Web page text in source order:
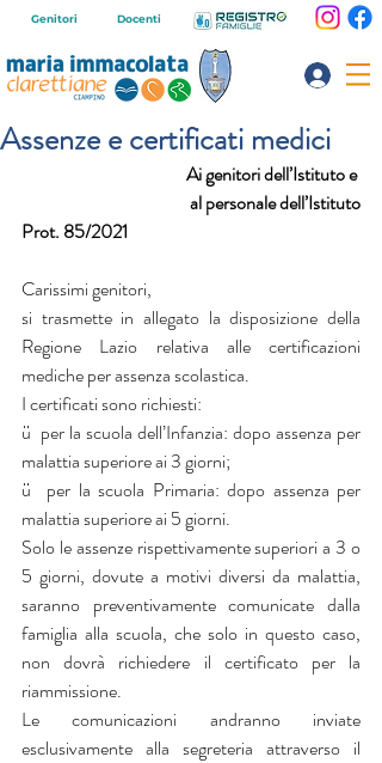
Genitori Docenti
Assenze e certificati medici
Ai genitori dell’Istituto e
al personale dell’Istituto
Prot. 85/2021
Carissimi genitori,
si trasmette in allegato la disposizione della
Regione Lazio relativa alle certificazioni
mediche per assenza scolastica.
I certificati sono richiesti:
ü  per la scuola dell’Infanzia: dopo assenza per
malattia superiore ai 3 giorni;
ü  per la scuola Primaria: dopo assenza per
malattia superiore ai 5 giorni.
Solo le assenze rispettivamente superiori a 3 o
5 giorni, dovute a motivi diversi da malattia,
saranno preventivamente comunicate dalla
famiglia alla scuola, che solo in questo caso,
non dovrà richiedere il certificato per la
riammissione.
Le comunicazioni andranno inviate
esclusivamente alla segreteria attraverso il